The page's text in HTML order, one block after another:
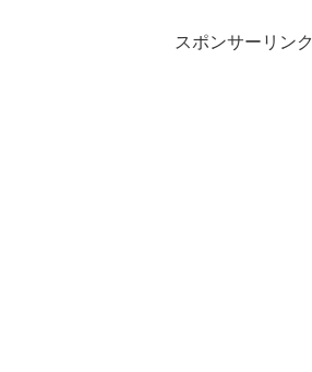
スポンサーリンク